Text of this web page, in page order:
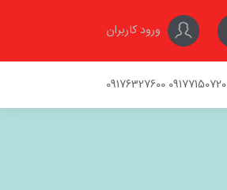
ورود کاربران